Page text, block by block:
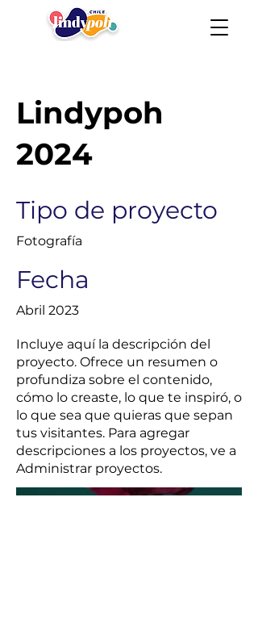
Lindypoh
2024
Tipo de proyecto
Fotografía
Fecha
Abril 2023
Incluye aquí la descripción del
proyecto. Ofrece un resumen o
profundiza sobre el contenido,
cómo lo creaste, lo que te inspiró, o
lo que sea que quieras que sepan
tus visitantes. Para agregar
descripciones a los proyectos, ve a
Administrar proyectos.